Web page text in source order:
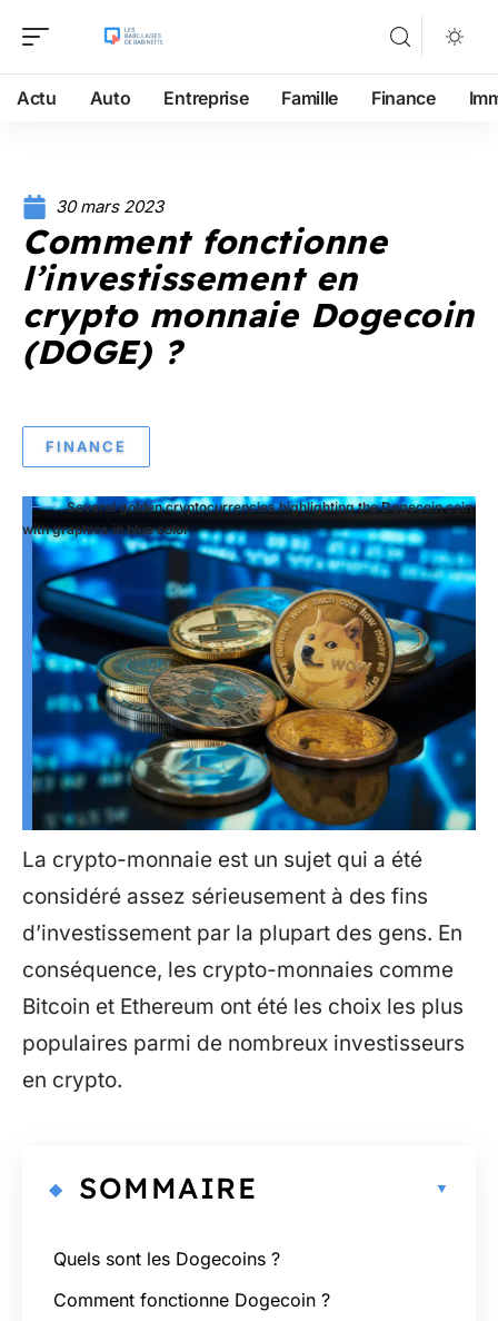
Actu Auto Entreprise Famille Finance
30 mars 2023
Comment fonctionne
l’investissement en
crypto monnaie Dogecoin
(DOGE) ?
FINANCE
Several golden cryptocurrencies highlighting the Dogecoin coin
with graphics in blue color
La crypto-monnaie est un sujet qui a été
considéré assez sérieusement à des fins
d’investissement par la plupart des gens. En
conséquence, les crypto-monnaies comme
Bitcoin et Ethereum ont été les choix les plus
populaires parmi de nombreux investisseurs
en crypto.
SOMMAIRE
Quels sont les Dogecoins ?
Comment fonctionne Dogecoin ?